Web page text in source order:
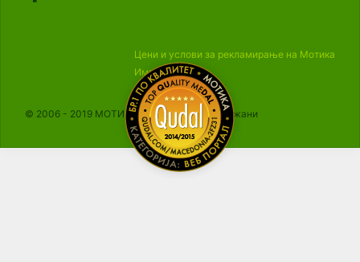
Цени и услови за рекламирање на Мотика
Импресум
© 2006 - 2019 МОТИКА, Сите права се задржани